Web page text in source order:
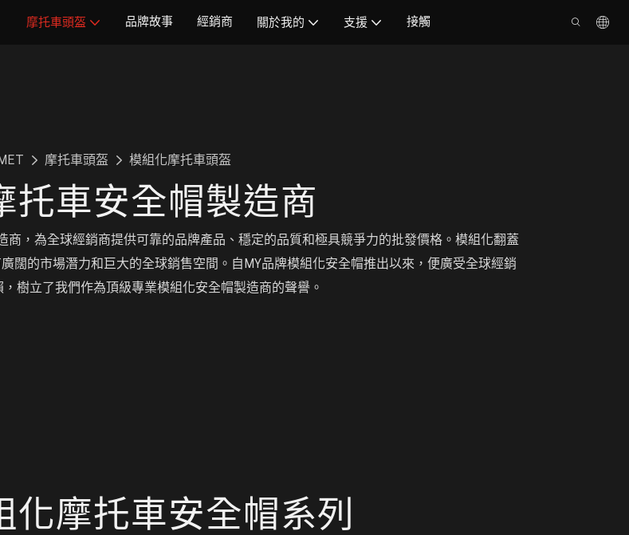
摩托車頭盔 品牌故事 經銷商 關於我的 支援 接觸
摩托車頭盔 模組化摩托車頭盔
托車安全帽製造商
，為全球經銷商提供可靠的品牌產品、穩定的品質和極具競爭力的批發價格。模組化翻蓋
闊的市場潛力和巨大的全球銷售空間。自MY品牌模組化安全帽推出以來，便廣受全球經銷
樹立了我們作為頂級專業模組化安全帽製造商的聲譽。
化摩托車安全帽系列